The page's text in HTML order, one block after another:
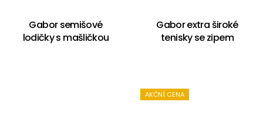
Gabor semišové
lodičky s mašličkou
Gabor extra široké
tenisky se zipem
AKČNÍ CENA